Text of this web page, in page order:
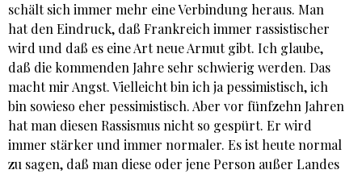
schält sich immer mehr eine Verbindung heraus. Man
hat den Eindruck, daß Frankreich immer rassistischer
wird und daß es eine Art neue Armut gibt. Ich glaube,
daß die kommenden Jahre sehr schwierig werden. Das
macht mir Angst. Vielleicht bin ich ja pessimistisch, ich
bin sowieso eher pessimistisch. Aber vor fünfzehn Jahren
hat man diesen Rassismus nicht so gespürt. Er wird
immer stärker und immer normaler. Es ist heute normal
zu sagen, daß man diese oder jene Person außer Landes